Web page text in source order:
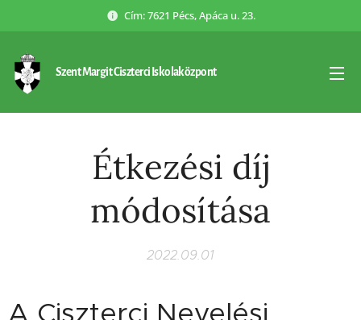
Cím: 7621 Pécs, Apáca u. 23.
Szent Margit Ciszterci Iskolaközpont
Étkezési díj
módosítása
2022.09.01
A Ciszterci Nevelési